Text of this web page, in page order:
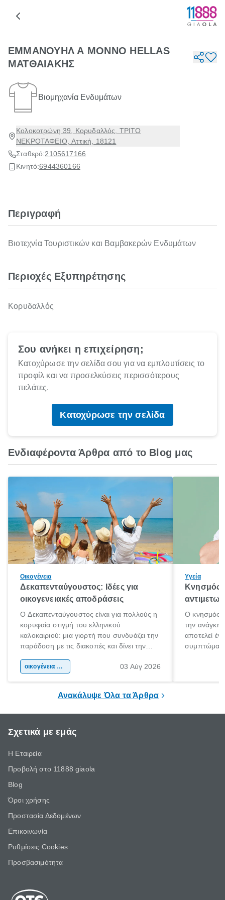
ΕΜΜΑΝΟΥΗΛ Α ΜΟΝΝΟ HELLAS
ΜΑΤΘΑΙΑΚΗΣ
Βιομηχανία Ενδυμάτων
Κολοκοτρώνη 39, Κορυδαλλός, ΤΡΙΤΟ
ΝΕΚΡΟΤΑΦΕΙΟ, Αττική, 18121
Σταθερό:2105617166
Κινητό:6944360166
Περιγραφή
Βιοτεχνία Τουριστικών και Βαμβακερών Ενδυμάτων
Περιοχές Εξυπηρέτησης
Κορυδαλλός
Σου ανήκει η επιχείρηση;
Κατοχύρωσε την σελίδα σου για να εμπλουτίσεις το
προφίλ και να προσελκύσεις περισσότερους
πελάτες.
Κατοχύρωσε την σελίδα
Ενδιαφέροντα Άρθρα από το Blog μας
Οικογένεια
Δεκαπενταύγουστος: Ιδέες για
οικογενειακές αποδράσεις
Ο Δεκαπενταύγουστος είναι για πολλούς η
κορυφαία στιγμή του ελληνικού
καλοκαιριού: μια γιορτή που συνδυάζει την
παράδοση με τις διακοπές και δίνει την
χώρας. Είτε πρόκειται για λίγες μέρες
οικογένεια & παιδί 03 Αύγ 2026
Υγεία
Κνησμός:
Ο κνησμός
την ανάγκη
αποτελεί
Ανακάλυψε Όλα τα Άρθρα
Σχετικά με εμάς
Η Εταιρεία
Προβολή στο 11888 giaola
Blog
Όροι χρήσης
Προστασία Δεδομένων
Επικοινωνία
Ρυθμίσεις Cookies
Προσβασιμότητα